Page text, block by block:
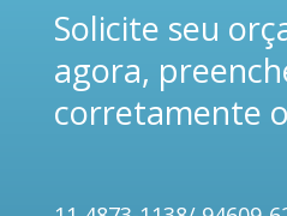
Solicite seu
agora,
corretamente